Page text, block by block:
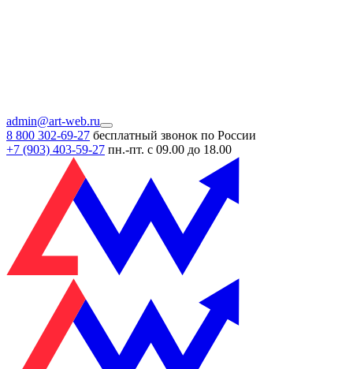
admin@art-web.ru
8 800 302-69-27 бесплатный звонок по России
+7 (903) 403-59-27 пн.-пт. с 09.00 до 18.00